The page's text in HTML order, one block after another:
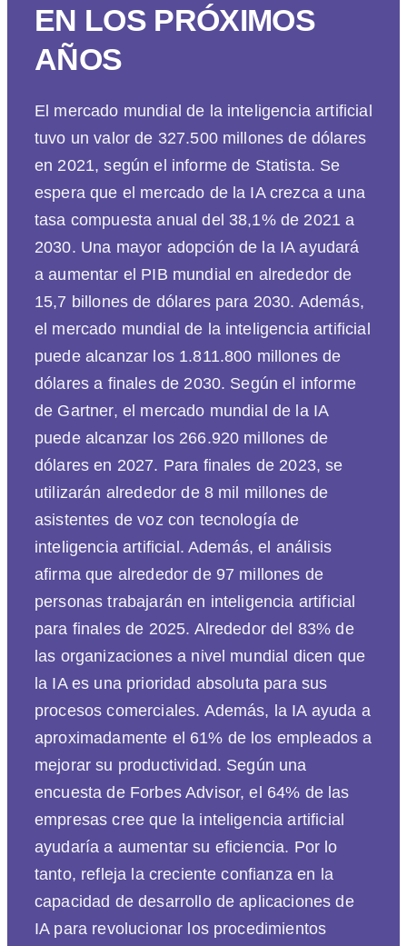
EN LOS PRÓXIMOS
AÑOS
El mercado mundial de la inteligencia artificial
tuvo un valor de 327.500 millones de dólares
en 2021, según el informe de Statista. Se
espera que el mercado de la IA crezca a una
tasa compuesta anual del 38,1% de 2021 a
2030. Una mayor adopción de la IA ayudará
a aumentar el PIB mundial en alrededor de
15,7 billones de dólares para 2030. Además,
el mercado mundial de la inteligencia artificial
puede alcanzar los 1.811.800 millones de
dólares a finales de 2030. Según el informe
de Gartner, el mercado mundial de la IA
puede alcanzar los 266.920 millones de
dólares en 2027. Para finales de 2023, se
utilizarán alrededor de 8 mil millones de
asistentes de voz con tecnología de
inteligencia artificial. Además, el análisis
afirma que alrededor de 97 millones de
personas trabajarán en inteligencia artificial
para finales de 2025. Alrededor del 83% de
las organizaciones a nivel mundial dicen que
la IA es una prioridad absoluta para sus
procesos comerciales. Además, la IA ayuda a
aproximadamente el 61% de los empleados a
mejorar su productividad. Según una
encuesta de Forbes Advisor, el 64% de las
empresas cree que la inteligencia artificial
ayudaría a aumentar su eficiencia. Por lo
tanto, refleja la creciente confianza en la
capacidad de desarrollo de aplicaciones de
IA para revolucionar los procedimientos